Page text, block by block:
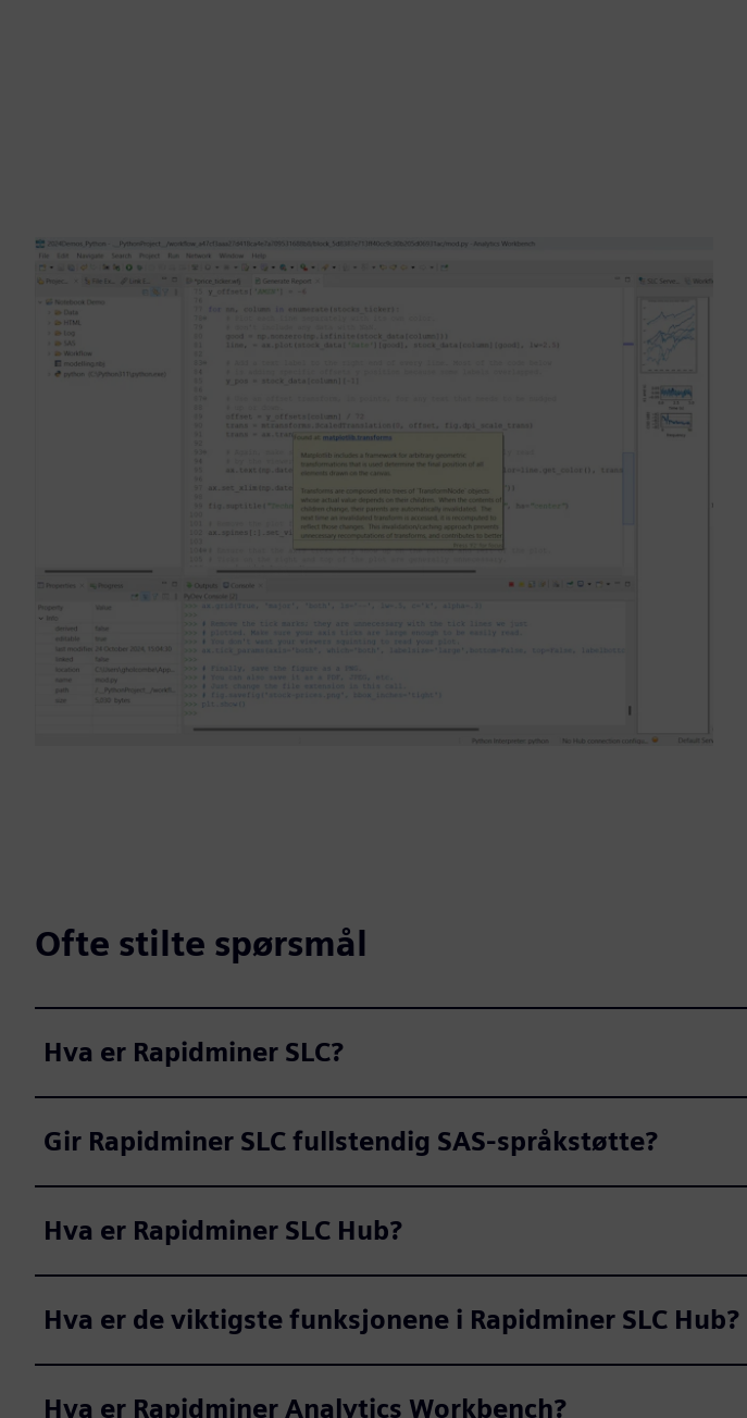
Ofte stilte spørsmål
Hva er Rapidminer SLC?
Gir Rapidminer SLC fullstendig SAS-språkstøtte?
Hva er Rapidminer SLC Hub?
Hva er de viktigste funksjonene i Rapidminer SLC Hub?
Hva er Rapidminer Analytics Workbench?